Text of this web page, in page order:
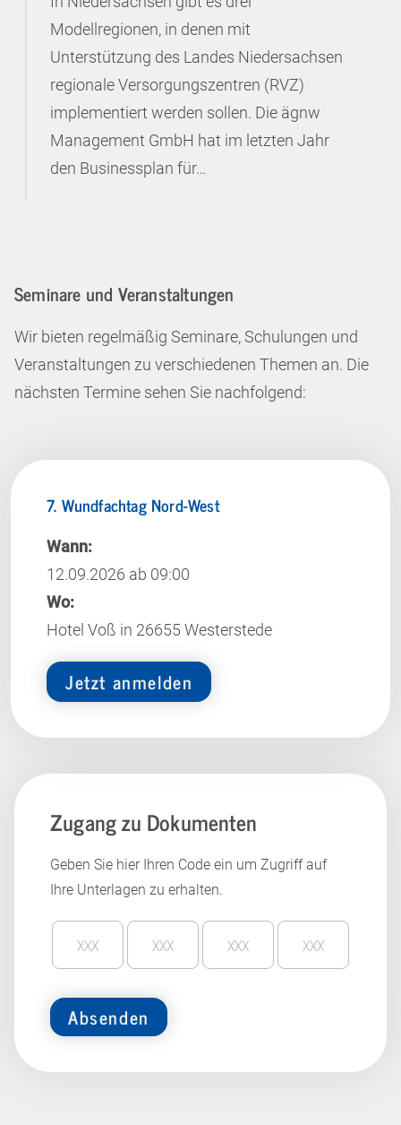
Modellregionen, in denen mit
Unterstützung des Landes Niedersachsen
regionale Versorgungszentren (RVZ)
implementiert werden sollen. Die ägnw
Management GmbH hat im letzten Jahr
den Businessplan für…
Seminare und Veranstaltungen
Wir bieten regelmäßig Seminare, Schulungen und
Veranstaltungen zu verschiedenen Themen an. Die
nächsten Termine sehen Sie nachfolgend:
7. Wundfachtag Nord-West
Wann:
12.09.2026 ab 09:00
Wo:
Hotel Voß in 26655 Westerstede
Jetzt anmelden
Zugang zu Dokumenten
Geben Sie hier Ihren Code ein um Zugriff auf
Ihre Unterlagen zu erhalten.
Absenden